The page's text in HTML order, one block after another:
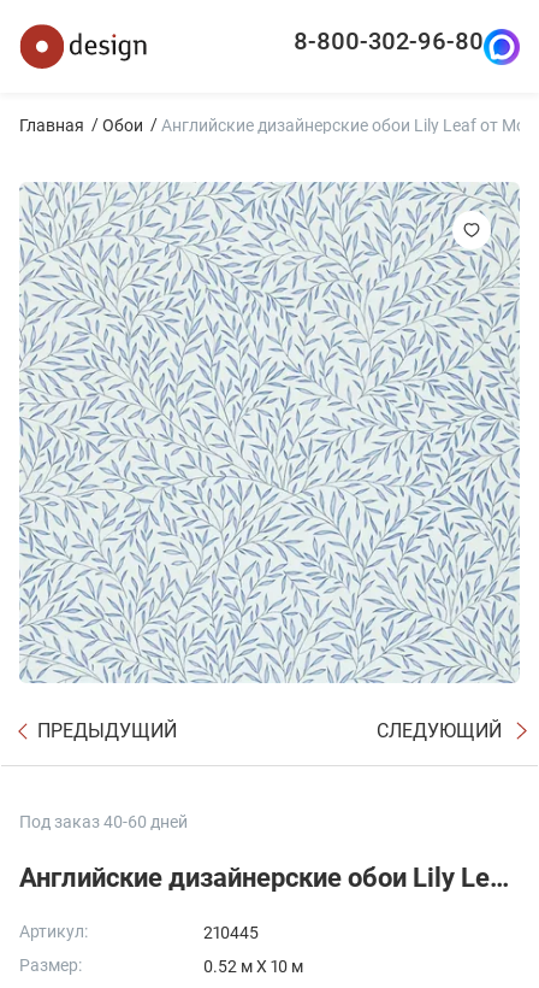
8-800-302-96-80
Главная Обои Английские дизайнерские обои Lily Leaf от
ПРЕДЫДУЩИЙ СЛЕДУЮЩИЙ
Под заказ 40-60 дней
Английские дизайнерские обои Lily Leaf от Morris&Co
Артикул:
210445
Размер:
0.52 м X 10 м